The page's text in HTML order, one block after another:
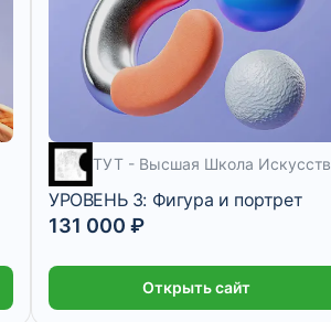
5 — 10 месяцев
ТУТ - Высшая Школа Искусств
УРОВЕНЬ 3: Фигура и портрет
131 000 ₽
Открыть сайт